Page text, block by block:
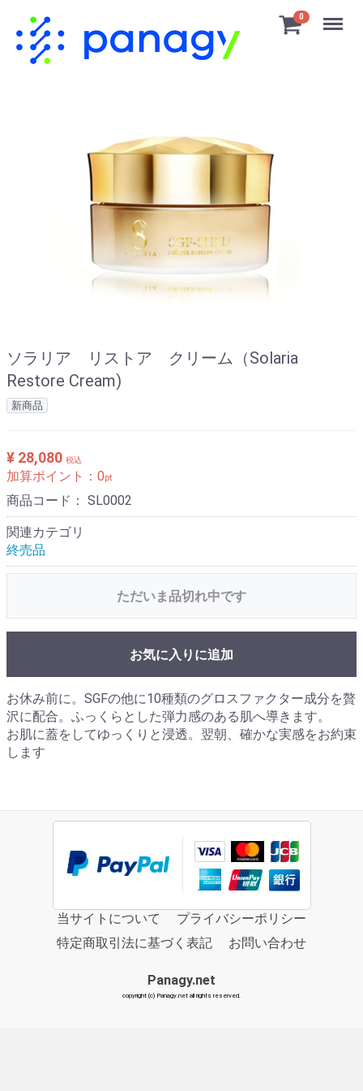
0 Menu
ソラリア リストア クリーム（Solaria
Restore Cream)
新商品
¥ 28,080 税込
加算ポイント： 0pt
商品コード： SL0002
関連カテゴリ
終売品
ただいま品切れ中です
お気に入りに追加
お休み前に。SGFの他に10種類のグロスファクター成分を贅
沢に配合。ふっくらとした弾力感のある肌へ導きます。
お肌に蓋をしてゆっくりと浸透。翌朝、確かな実感をお約束
します
当サイトについて
プライバシーポリシー
特定商取引法に基づく表記
お問い合わせ
Panagy.net
copyright (c) Panagy.net all rights reserved.